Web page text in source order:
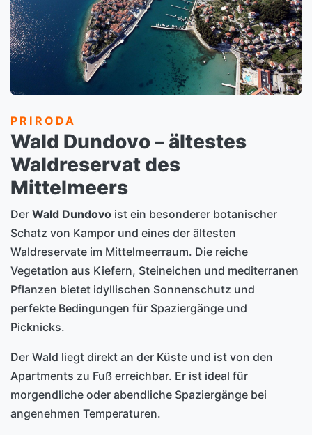
PRIRODA
Wald Dundovo – ältestes
Waldreservat des
Mittelmeers
Der Wald Dundovo ist ein besonderer botanischer
Schatz von Kampor und eines der ältesten
Waldreservate im Mittelmeerraum. Die reiche
Vegetation aus Kiefern, Steineichen und mediterranen
Pflanzen bietet idyllischen Sonnenschutz und
perfekte Bedingungen für Spaziergänge und
Picknicks.
Der Wald liegt direkt an der Küste und ist von den
Apartments zu Fuß erreichbar. Er ist ideal für
morgendliche oder abendliche Spaziergänge bei
angenehmen Temperaturen.